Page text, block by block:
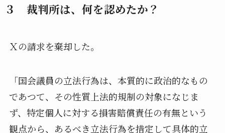
３ 裁判所は、何を認めたか？
Ｘの請求を棄却した。
「国会議員の立法行為は、本質的に政治的なもの
であつて、その性質上法的規制の対象になじま
ず、特定個人に対する損害賠償責任の有無という
観点から、あるべき立法行為を措定して具体的立